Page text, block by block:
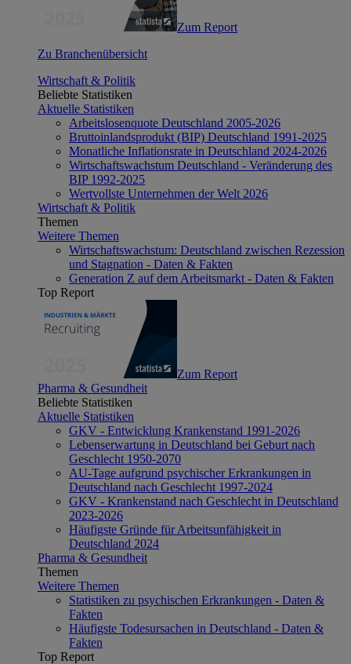
Zum Report
Zu Branchenübersicht
Wirtschaft & Politik
Beliebte Statistiken
Aktuelle Statistiken
Arbeitslosenquote Deutschland 2005-2026
Bruttoinlandsprodukt (BIP) Deutschland 1991-2025
Monatliche Inflationsrate in Deutschland 2024-2026
Wirtschaftswachstum Deutschland - Veränderung des
BIP 1992-2025
Wertvollste Unternehmen der Welt 2026
Wirtschaft & Politik
Themen
Weitere Themen
Wirtschaftswachstum: Deutschland zwischen Rezession
und Stagnation - Daten & Fakten
Generation Z auf dem Arbeitsmarkt - Daten & Fakten
Top Report
Zum Report
Pharma & Gesundheit
Beliebte Statistiken
Aktuelle Statistiken
GKV - Entwicklung Krankenstand 1991-2026
Lebenserwartung in Deutschland bei Geburt nach
Geschlecht 1950-2070
AU-Tage aufgrund psychischer Erkrankungen in
Deutschland nach Geschlecht 1997-2024
GKV - Krankenstand nach Geschlecht in Deutschland
2023-2026
Häufigste Gründe für Arbeitsunfähigkeit in
Deutschland 2024
Pharma & Gesundheit
Themen
Weitere Themen
Statistiken zu psychischen Erkrankungen - Daten &
Fakten
Häufigste Todesursachen in Deutschland - Daten &
Fakten
Top Report